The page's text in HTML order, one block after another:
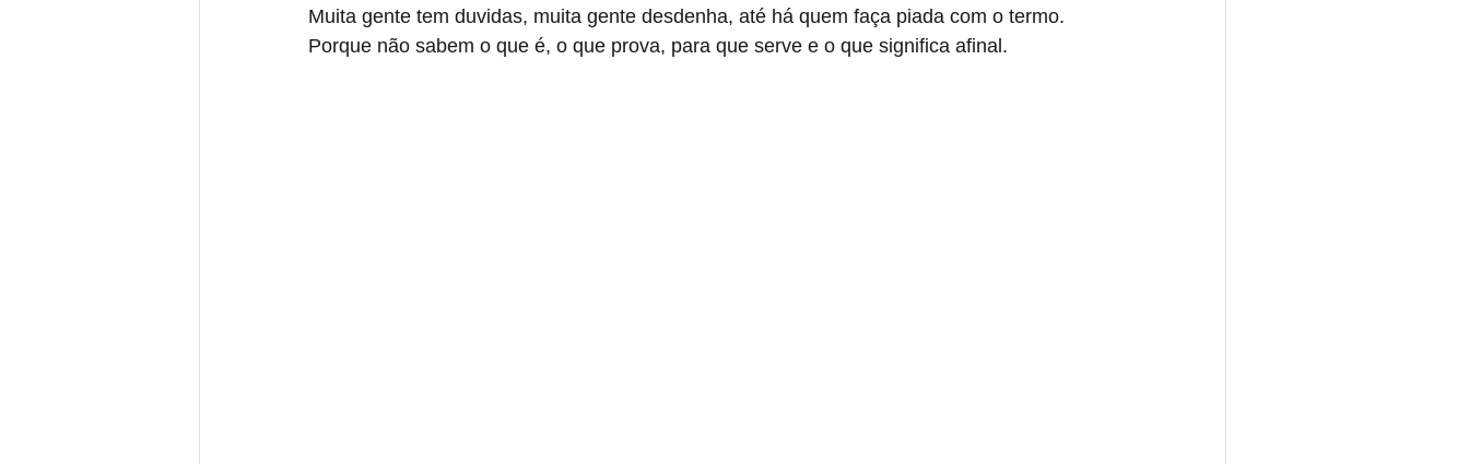
Muita gente tem duvidas, muita gente desdenha, até há quem faça piada com o termo.
Porque não sabem o que é, o que prova, para que serve e o que significa afinal.